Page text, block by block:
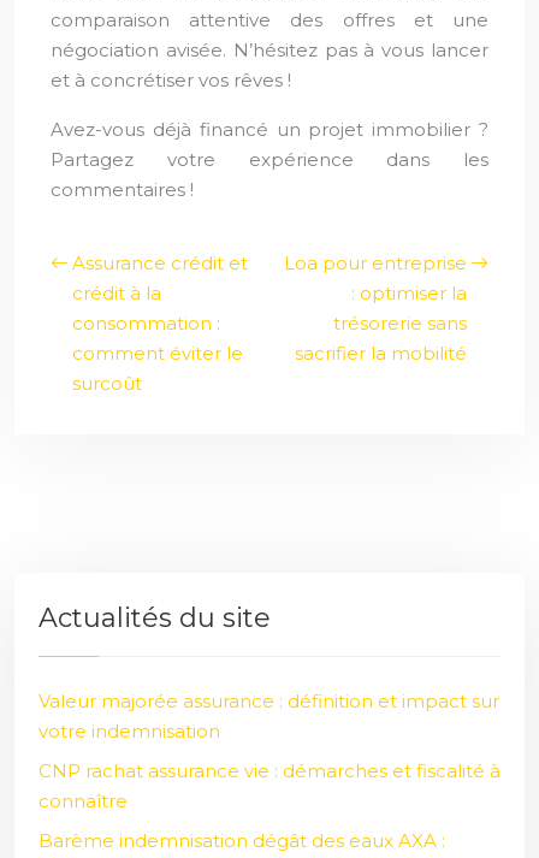
comparaison attentive des offres et une
négociation avisée. N’hésitez pas à vous lancer
et à concrétiser vos rêves !
Avez-vous déjà financé un projet immobilier ?
Partagez votre expérience dans les
commentaires !
Assurance crédit et
crédit à la
consommation :
comment éviter le
surcoût
Loa pour entreprise
: optimiser la
trésorerie sans
sacrifier la mobilité
Actualités du site
Valeur majorée assurance : définition et impact sur
votre indemnisation
CNP rachat assurance vie : démarches et fiscalité à
connaître
Barème indemnisation dégât des eaux AXA :